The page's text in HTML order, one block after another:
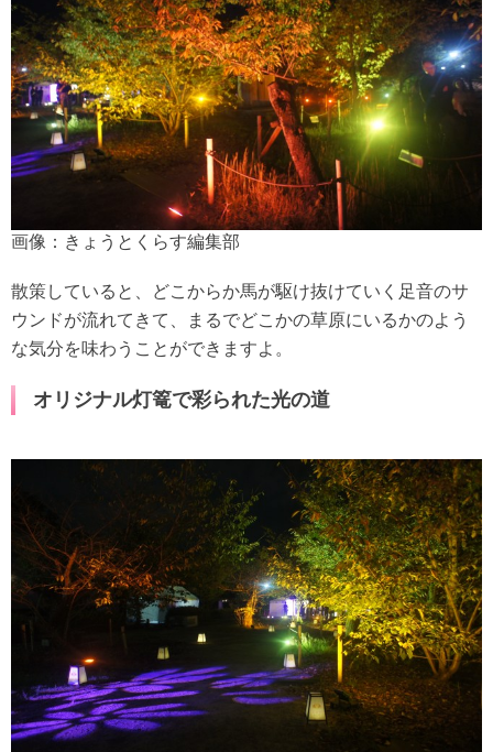
画像：きょうとくらす編集部
散策していると、どこからか馬が駆け抜けていく足音のサ
ウンドが流れてきて、まるでどこかの草原にいるかのよう
な気分を味わうことができますよ。
オリジナル灯篭で彩られた光の道